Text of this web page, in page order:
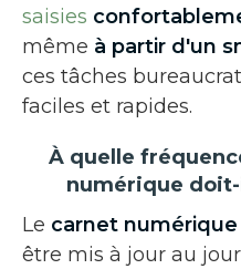
saisies
même à partir d'un
ces tâches
faciles et rapides.
À quelle
numérique
Le carnet
être mis à jour au